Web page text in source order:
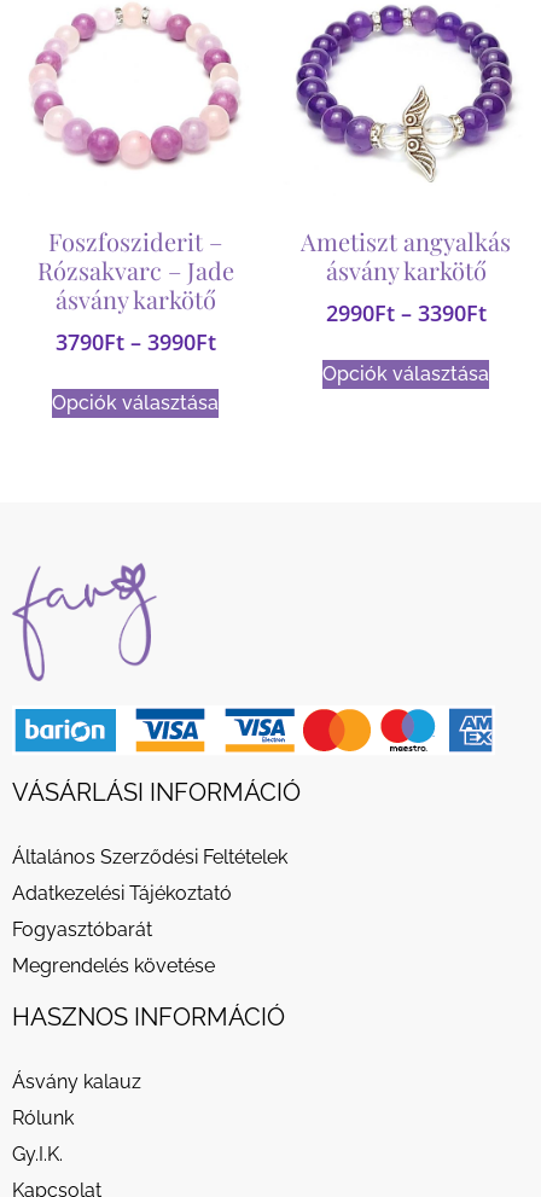
Foszfosziderit –
Rózsakvarc – Jade
ásvány karkötő
3790Ft – 3990Ft
Opciók választása
Ametiszt angyalkás
ásvány karkötő
2990Ft – 3390Ft
Opciók választása
VÁSÁRLÁSI INFORMÁCIÓ
Általános Szerződési Feltételek
Adatkezelési Tájékoztató
Fogyasztóbarát
Megrendelés követése
HASZNOS INFORMÁCIÓ
Ásvány kalauz
Rólunk
Gy.I.K.
Kapcsolat